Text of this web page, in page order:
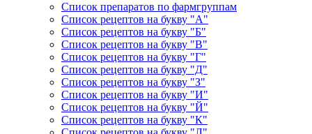
Список препаратов по фармгруппам
Список рецептов на букву "А"
Список рецептов на букву "Б"
Список рецептов на букву "В"
Список рецептов на букву "Г"
Список рецептов на букву "Д"
Список рецептов на букву "З"
Список рецептов на букву "И"
Список рецептов на букву "Й"
Список рецептов на букву "К"